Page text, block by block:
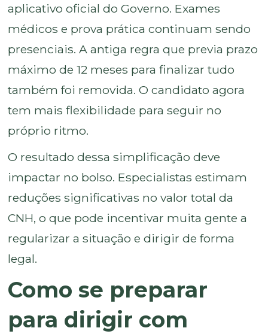
aplicativo oficial do Governo. Exames
médicos e prova prática continuam sendo
presenciais. A antiga regra que previa prazo
máximo de 12 meses para finalizar tudo
também foi removida. O candidato agora
tem mais flexibilidade para seguir no
próprio ritmo.
O resultado dessa simplificação deve
impactar no bolso. Especialistas estimam
reduções significativas no valor total da
CNH, o que pode incentivar muita gente a
regularizar a situação e dirigir de forma
legal.
Como se preparar
para dirigir com